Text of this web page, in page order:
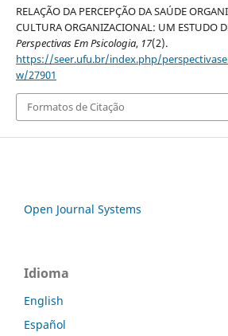
RELAÇÃO DA PERCEPÇÃO DA SAÚDE
CULTURA ORGANIZACIONAL: UM ESTUDO
Perspectivas Em Psicologia, 17(2).
https://seer.ufu.br/index.php/
w/27901
Formatos de Citação
Open Journal Systems
Idioma
English
Español